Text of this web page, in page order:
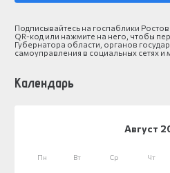
Подписывайтесь на госпаблики
QR-код или нажмите на него, чтобы
Губернатора области, органов
самоуправления в социальных сетях и
Календарь
Август
Пн Вт Ср Чт